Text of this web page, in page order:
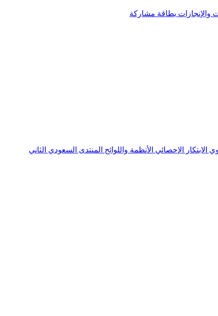
والإنجازات بطاقة مشاركة
الابتكار الإحصائي الأنظمة واللوائح المنتدى السعودي الثاني